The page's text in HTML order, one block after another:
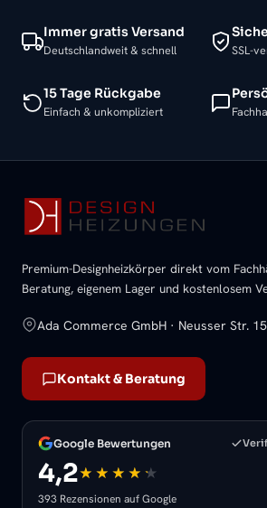
Immer gratis Versand
Deutschlandweit & schnell SSL-
15 Tage Rückgabe
Einfach & unkompliziert
Premium-Designheizkörper direkt vom
Beratung, eigenem Lager und kostenlosem
Ada Commerce GmbH · Neusser Str.
Kontakt & Beratung
Google Bewertungen
4,2
393 Rezensionen auf Google